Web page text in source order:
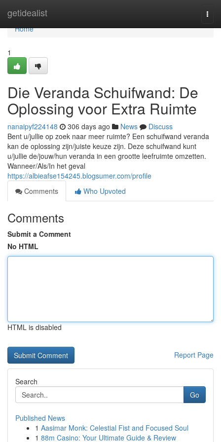
getidealist
Home
Home
1
Die Veranda Schuifwand: De
Oplossing voor Extra Ruimte
nanaipyf224148 306 days ago News
Discuss
Bent u/jullie op zoek naar meer ruimte? Een schuifwand veranda
kan de oplossing zijn/juiste keuze zijn. Deze schuifwand kunt
u/jullie de/jouw/hun veranda in een grootte leefruimte omzetten.
Wanneer/Als/In het geval
https://albieafse154245.blogsumer.com/profile
Comments
Who Upvoted
Comments
Submit a Comment
No HTML
HTML is disabled
Report Page
Search
Go
Published News
1 Aasimar Monk: Celestial Fist and Focused Soul
1 88m Casino: Your Ultimate Guide & Review